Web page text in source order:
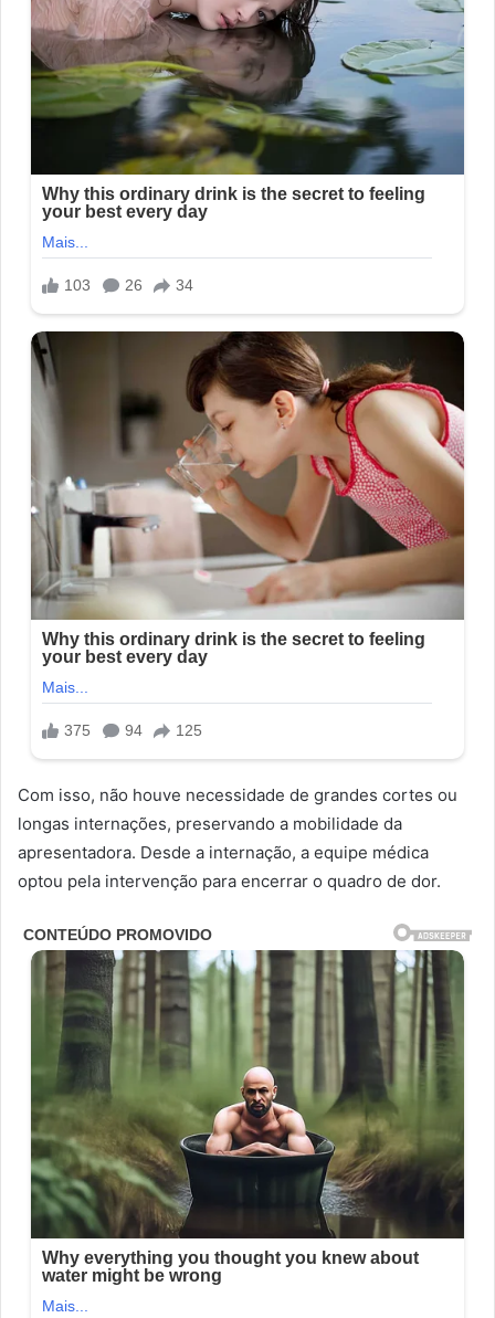
Com isso, não houve necessidade de grandes cortes ou
longas internações, preservando a mobilidade da
apresentadora. Desde a internação, a equipe médica
optou pela intervenção para encerrar o quadro de dor.